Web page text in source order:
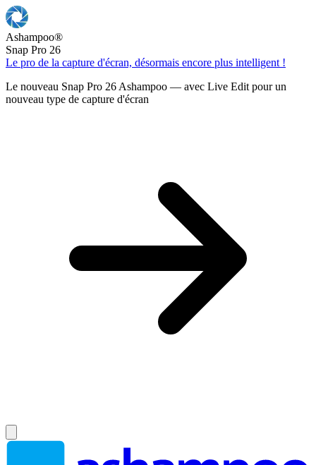
Ashampoo®
Snap Pro 26
Le pro de la capture d'écran, désormais encore plus intelligent !
Le nouveau Snap Pro 26 Ashampoo — avec Live Edit pour un
nouveau type de capture d'écran